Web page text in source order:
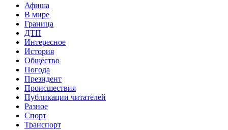
Афиша
В мире
Граница
ДТП
Интересное
История
Общество
Погода
Президент
Происшествия
Публикации читателей
Разное
Спорт
Транспорт